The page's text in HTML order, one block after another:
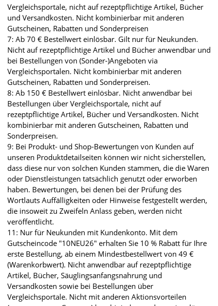
Vergleichsportale, nicht auf rezeptpflichtige Artikel, Bücher
und Versandkosten. Nicht kombinierbar mit anderen
Gutscheinen, Rabatten und Sonderpreisen
7: Ab 70 € Bestellwert einlösbar. Gilt nur für Neukunden.
Nicht auf rezeptpflichtige Artikel und Bücher anwendbar und
bei Bestellungen von (Sonder-)Angeboten via
Vergleichsportalen. Nicht kombinierbar mit anderen
Gutscheinen, Rabatten und Sonderpreisen.
8: Ab 150 € Bestellwert einlösbar. Nicht anwendbar bei
Bestellungen über Vergleichsportale, nicht auf
rezeptpflichtige Artikel, Bücher und Versandkosten. Nicht
kombinierbar mit anderen Gutscheinen, Rabatten und
Sonderpreisen.
9: Bei Produkt- und Shop-Bewertungen von Kunden auf
unseren Produktdetailseiten können wir nicht sicherstellen,
dass diese nur von solchen Kunden stammen, die die Waren
oder Dienstleistungen tatsächlich genutzt oder erworben
haben. Bewertungen, bei denen bei der Prüfung des
Wortlauts Auffälligkeiten oder Hinweise festgestellt werden,
die insoweit zu Zweifeln Anlass geben, werden nicht
veröffentlicht.
11: Nur für Neukunden mit Kundenkonto. Mit dem
Gutscheincode "10NEU26" erhalten Sie 10 % Rabatt für Ihre
erste Bestellung, ab einem Mindestbestellwert von 49 €
(Warenkorbwert). Nicht anwendbar auf rezeptpflichtige
Artikel, Bücher, Säuglingsanfangsnahrung und
Versandkosten sowie bei Bestellungen über
Vergleichsportale. Nicht mit anderen Aktionsvorteilen